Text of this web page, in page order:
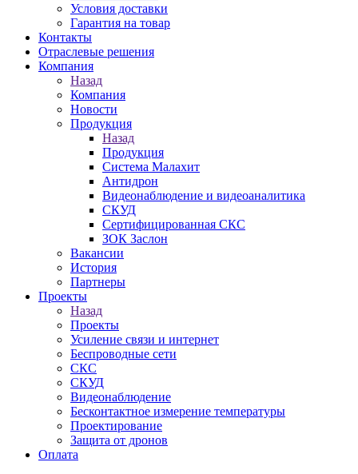
Условия доставки
Гарантия на товар
Контакты
Отраслевые решения
Компания
Назад
Компания
Новости
Продукция
Назад
Продукция
Система Малахит
Антидрон
Видеонаблюдение и видеоаналитика
СКУД
Сертифицированная СКС
ЗОК Заслон
Вакансии
История
Партнеры
Проекты
Назад
Проекты
Усиление связи и интернет
Беспроводные сети
СКС
СКУД
Видеонаблюдение
Бесконтактное измерение температуры
Проектирование
Защита от дронов
Оплата